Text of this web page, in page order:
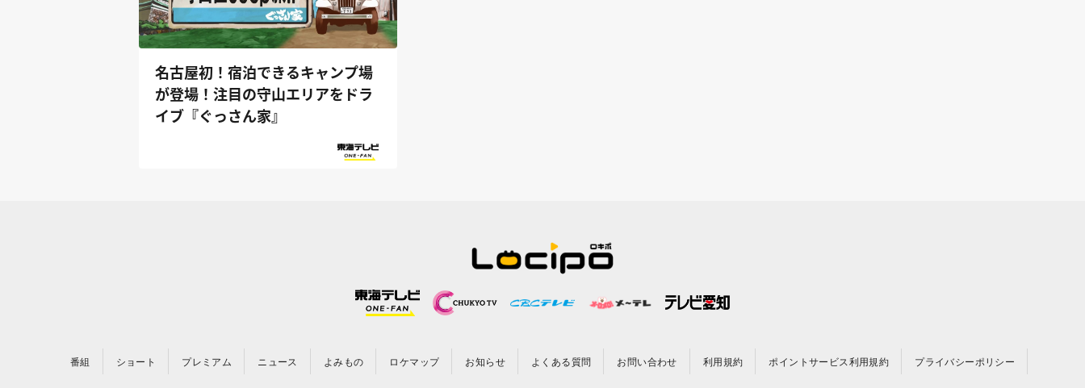
名古屋初！宿泊できるキャンプ場
が登場！注目の守山エリアをドラ
イブ『ぐっさん家』
番組 ショート プレミアム ニュース よみもの ロケマップ お知らせ よくある質問 お問い合わせ 利用規約 ポイントサービス利用規約 プライバシーポリシー